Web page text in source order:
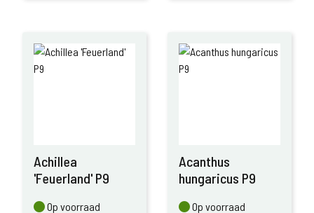
Achillea
'Feuerland' P9
Op voorraad
Op voorraad
Acanthus
hungaricus P9
Op voorraad
Op voorraad